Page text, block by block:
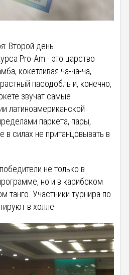
Второй день
Pro-Am - это царство
кокетливая ча-ча-ча,
пасодобль и, конечно,
звучат самые
латиноамериканской
паркета, пары,
силах не пританцовывать в
не только в
но и в карибском
танго. Участники турнира по
в холле